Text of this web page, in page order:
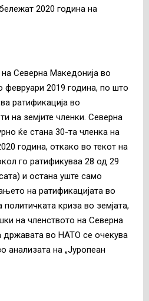
2020 година на
Северна Македонија во
2019 година, по што
ратификација во
на земјите членки. Северна
ќе стана 30-та членка на
година, откако во текот на
го ратификуваа 28 од 29
и остана уште само
на ратификацијата во
криза во земјата,
на членството на Северна
државата во НАТО се очекува
анализата на „Јуропеан